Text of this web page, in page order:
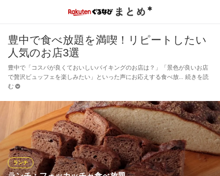
豊中で食べ放題を満喫！リピートしたい
人気のお店3選
豊中で「コスパが良くておいしいバイキングのお店は？」「景色が良いお店
で贅沢ビュッフェを楽しみたい」といった声にお応えする食べ放
続きを読
む
ランチ